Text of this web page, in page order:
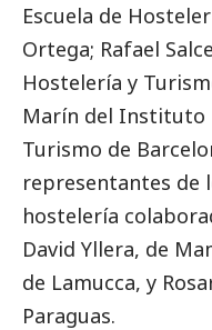
Escuela de
Ortega; Rafael
Hostelería y
Marín del Instituto
Turismo de
representantes de
hostelería
David Yllera, de
de Lamucca, y
Paraguas.